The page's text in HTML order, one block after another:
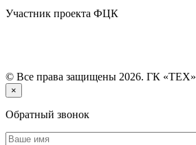
Участник проекта ФЦК
© Все права защищены 2026. ГК «ТЕХ»
×
Обратный звонок